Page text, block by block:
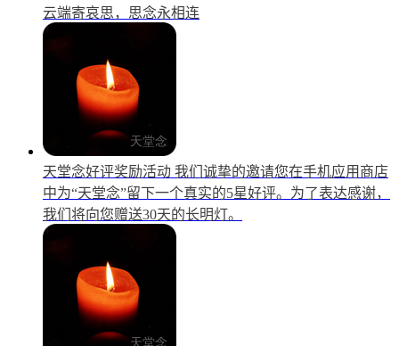
云端寄哀思，思念永相连
天堂念好评奖励活动 我们诚挚的邀请您在手机应用商店
中为“天堂念”留下一个真实的5星好评。为了表达感谢，
我们将向您赠送30天的长明灯。